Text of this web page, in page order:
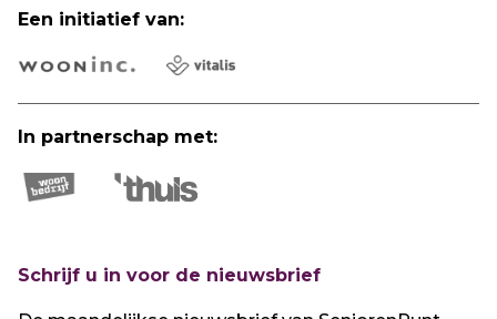
Een initiatief van:
In partnerschap met:
Schrijf u in voor de nieuwsbrief